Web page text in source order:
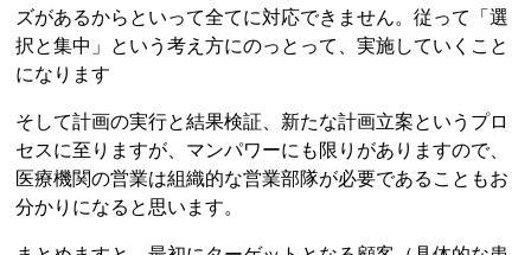
ズがあるからといって全てに対応できません。従って「選
択と集中」という考え方にのっとって、実施していくこと
になります
そして計画の実行と結果検証、新たな計画立案というプロ
セスに至りますが、マンパワーにも限りがありますので、
医療機関の営業は組織的な営業部隊が必要であることもお
分かりになると思います。